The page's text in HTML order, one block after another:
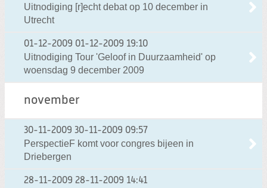
Uitnodiging [r]echt debat op 10 december in
Utrecht
01-12-2009 01-12-2009 19:10
Uitnodiging Tour 'Geloof in Duurzaamheid' op
woensdag 9 december 2009
november
30-11-2009 30-11-2009 09:57
PerspectieF komt voor congres bijeen in
Driebergen
28-11-2009 28-11-2009 14:41